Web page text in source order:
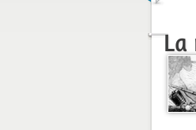
La